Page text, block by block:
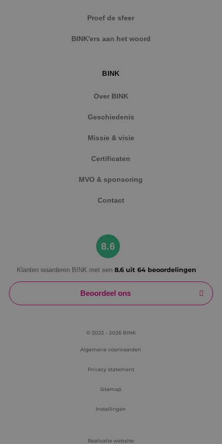
Proef de sfeer
BINK'ers aan het woord
BINK
Over BINK
Geschiedenis
Missie & visie
Certificaten
MVO & sponsoring
Contact
8.6
Klanten waarderen BINK met een 8.6 uit 64 beoordelingen
Beoordeel ons
© 2022 - 2026 BINK
Algemene voorwaarden
Privacy statement
Sitemap
Instellingen
Realisatie website:
Strikt noodzakelijke cookies maken de
website kan niet goed worden gebruikt zonder de
weken